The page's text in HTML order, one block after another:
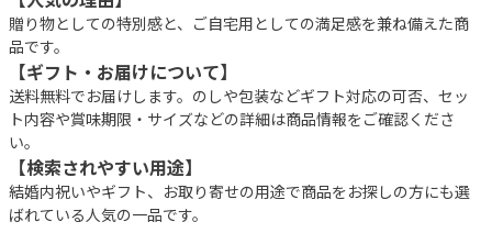
贈り物としての特別感と、ご自宅用としての満足感を兼ね備えた商
品です。
【ギフト・お届けについて】
送料無料でお届けします。のしや包装などギフト対応の可否、セッ
ト内容や賞味期限・サイズなどの詳細は商品情報をご確認くださ
い。
【検索されやすい用途】
結婚内祝いやギフト、お取り寄せの用途で商品をお探しの方にも選
ばれている人気の一品です。